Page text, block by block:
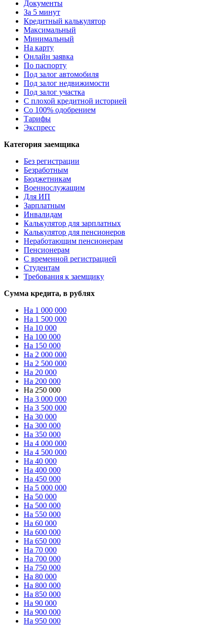
Документы
За 5 минут
Кредитный калькулятор
Максимальный
Минимальный
На карту
Онлайн заявка
По паспорту
Под залог автомобиля
Под залог недвижимости
Под залог участка
С плохой кредитной историей
Со 100% одобрением
Тарифы
Экспресс
Категория заемщика
Без регистрации
Безработным
Бюджетникам
Военнослужащим
Для ИП
Зарплатным
Инвалидам
Калькулятор для зарплатных
Калькулятор для пенсионеров
Неработающим пенсионерам
Пенсионерам
С временной регистрацией
Студентам
Требования к заемщику
Сумма кредита, в рублях
На 1 000 000
На 1 500 000
На 10 000
На 100 000
На 150 000
На 2 000 000
На 2 500 000
На 20 000
На 200 000
На 250 000
На 3 000 000
На 3 500 000
На 30 000
На 300 000
На 350 000
На 4 000 000
На 4 500 000
На 40 000
На 400 000
На 450 000
На 5 000 000
На 50 000
На 500 000
На 550 000
На 60 000
На 600 000
На 650 000
На 70 000
На 700 000
На 750 000
На 80 000
На 800 000
На 850 000
На 90 000
На 900 000
На 950 000